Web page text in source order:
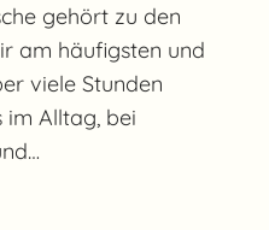
gehört zu den
am häufigsten und
viele Stunden
im Alltag, bei